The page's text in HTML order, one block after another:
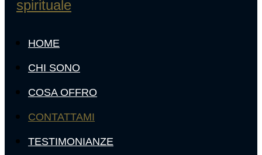
HOME
CHI SONO
COSA OFFRO
CONTATTAMI
TESTIMONIANZE